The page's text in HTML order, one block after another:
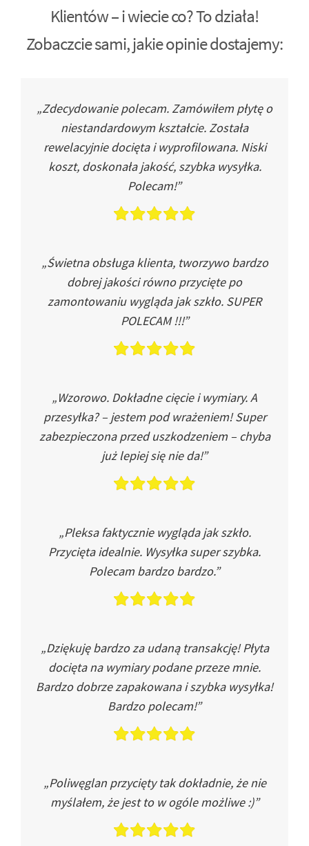
Klientów – i wiecie co? To działa!
Zobaczcie sami, jakie opinie dostajemy:
„Zdecydowanie polecam. Zamówiłem płytę o
niestandardowym kształcie. Została
rewelacyjnie docięta i wyprofilowana. Niski
koszt, doskonała jakość, szybka wysyłka.
Polecam!”
„Świetna obsługa klienta, tworzywo bardzo
dobrej jakości równo przycięte po
zamontowaniu wygląda jak szkło. SUPER
POLECAM !!!”
„Wzorowo. Dokładne cięcie i wymiary. A
przesyłka? – jestem pod wrażeniem! Super
zabezpieczona przed uszkodzeniem – chyba
już lepiej się nie da!”
„Pleksa faktycznie wygląda jak szkło.
Przycięta idealnie. Wysyłka super szybka.
Polecam bardzo bardzo.”
„Dziękuję bardzo za udaną transakcję! Płyta
docięta na wymiary podane przeze mnie.
Bardzo dobrze zapakowana i szybka wysyłka!
Bardzo polecam!”
„Poliwęglan przycięty tak dokładnie, że nie
myślałem, że jest to w ogóle możliwe :)”